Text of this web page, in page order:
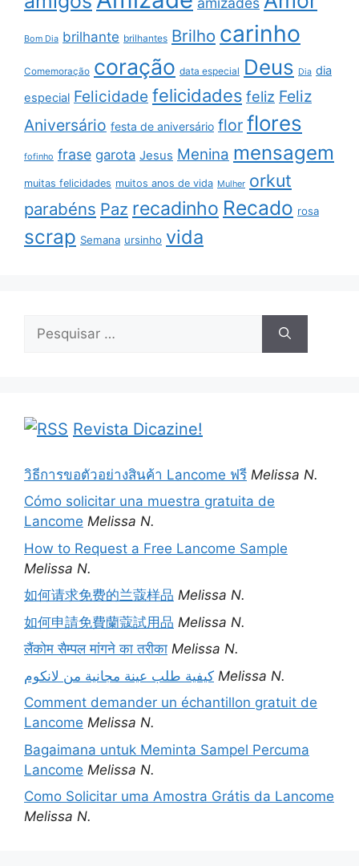
Bom Dia brilhante brilhantes Brilho carinho
Comemoração coração data especial Deus Dia dia
especial Felicidade felicidades feliz Feliz
Aniversário festa de aniversário flor flores
fofinho frase garota Jesus Menina mensagem
muitas felicidades muitos anos de vida Mulher orkut
parabéns Paz recadinho Recado rosa
scrap Semana ursinho vida
por:
Revista Dicazine!
วิธีการขอตัวอย่างสินค้า Lancome ฟรี Melissa N.
Cómo solicitar una muestra gratuita de
Lancome Melissa N.
How to Request a Free Lancome Sample
Melissa N.
如何请求免费的兰蔻样品 Melissa N.
如何申請免費蘭蔻試用品 Melissa N.
लैंकोम सैम्पल मांगने का तरीका Melissa N.
كيفية طلب عينة مجانية من لانكوم Melissa N.
Comment demander un échantillon gratuit de
Lancome Melissa N.
Bagaimana untuk Meminta Sampel Percuma
Lancome Melissa N.
Como Solicitar uma Amostra Grátis da Lancome
Melissa N.